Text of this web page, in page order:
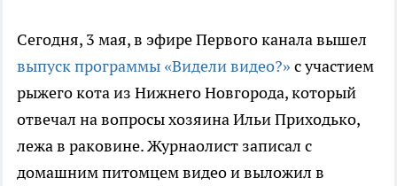
Сегодня, 3 мая, в эфире Первого канала вышел
выпуск программы «Видели видео?» с участием
рыжего кота из Нижнего Новгорода, который
отвечал на вопросы хозяина Ильи Приходько,
лежа в раковине. Журнаолист записал с
домашним питомцем видео и выложил в